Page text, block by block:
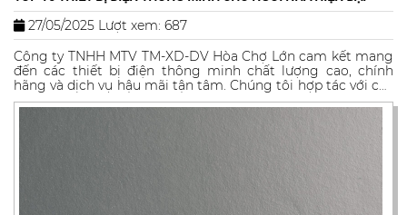
27/05/2025 Lượt xem: 687
Công ty TNHH MTV TM-XD-DV Hòa Chợ Lớn cam kết mang
đến các thiết bị điện thông minh chất lượng cao, chính
hãng và dịch vụ hậu mãi tận tâm. Chúng tôi hợp tác với các
thương hiệu hàng đầu thế giới, đảm bảo sản phẩm đạt tiêu
chuẩn quốc tế và giá cả cạnh tranh. Đội ngũ kỹ thuật viên
của chúng tôi sẵn sàng hỗ trợ lắp đặt, bảo trì và tư vấn giải
pháp phù hợp nhất cho ngôi nhà của bạn.